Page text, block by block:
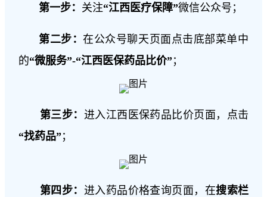
第一步： 关注“江西医疗保障”微信公众号；
第二步：在公众号聊天页面点击底部菜单中
的“微服务”-“江西医保药品比价”；
第三步： 进入江西医保药品比价页面，点击
“找药品”；
第四步： 进入药品价格查询页面，在搜索栏